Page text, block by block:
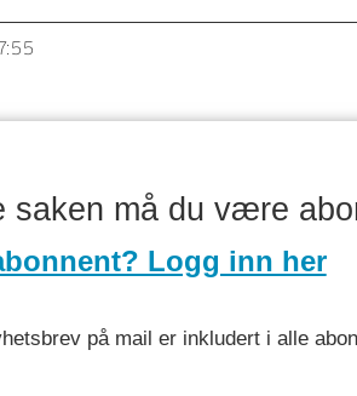
saken må du være
Logg inn her
på mail er inkludert i alle